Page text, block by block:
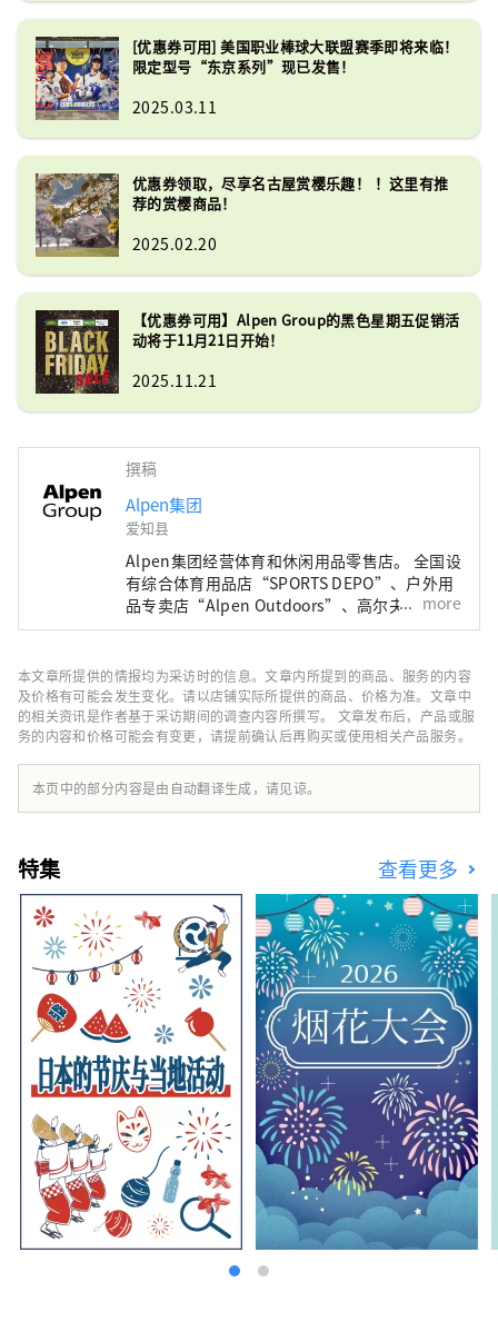
[优惠券可用] 美国职业棒球大联盟赛季即将来临！
限定型号“东京系列”现已发售！
2025.03.11
优惠券领取，尽享名古屋赏樱乐趣！ ！这里有推
荐的赏樱商品！
2025.02.20
【优惠券可用】Alpen Group的黑色星期五促销活
动将于11月21日开始！
2025.11.21
撰稿
Alpen集团
爱知县
Alpen集团经营体育和休闲用品零售店。 全国设
有综合体育用品店“SPORTS DEPO”、户外用
品专卖店“Alpen Outdoors”、高尔夫专卖店
“GOLF5”，销售知名运动品牌的体育用品。
品和服务选择，以满足所有运动爱好者的需求。
more
本文章所提供的情报均为采访时的信息。文章内所提到的商品、服务的内容
及价格有可能会发生变化。请以店铺实际所提供的商品、价格为准。文章中
的相关资讯是作者基于采访期间的调查内容所撰写。 文章发布后，产品或服
务的内容和价格可能会有变更，请提前确认后再购买或使用相关产品服务。
本页中的部分内容是由自动翻译生成，请见谅。
特集 查看更多